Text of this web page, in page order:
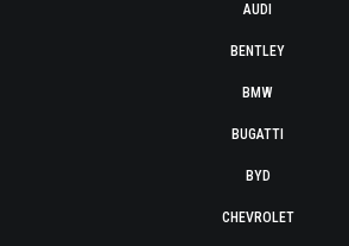
AUDI
BENTLEY
BMW
BUGATTI
BYD
CHEVROLET